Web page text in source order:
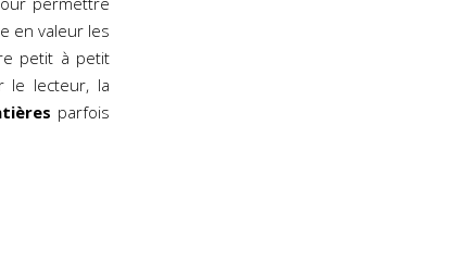
en valeur les
petit à petit
le lecteur, la
parfois